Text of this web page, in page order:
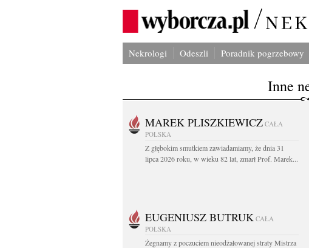
Nekrologi Odeszli Poradnik pogrzebowy
Inne
MAREK PLISZKIEWICZ CAŁA
POLSKA
Z głębokim smutkiem zawiadamiamy, że dnia 31
lipca 2026 roku, w wieku 82 lat, zmarł Prof. Marek...
EUGENIUSZ BUTRUK CAŁA
POLSKA
Żegnamy z poczuciem nieodżałowanej straty Mistrza